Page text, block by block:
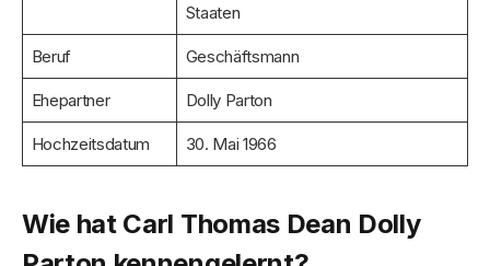
Staaten
Beruf Geschäftsmann
Ehepartner Dolly Parton
Hochzeitsdatum 30. Mai 1966
Wie hat Carl Thomas Dean Dolly